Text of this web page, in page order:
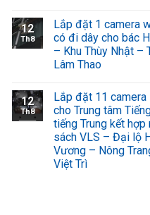
12
Th8
Lắp đặt 1 camera
có đi dây cho bác
– Khu Thùy Nhật –
Lâm Thao
12
Th8
Lắp đặt 11 camera
cho Trung tâm
tiếng Trung kết hợp
sách VLS – Đại lộ
Vương – Nông
Việt Trì